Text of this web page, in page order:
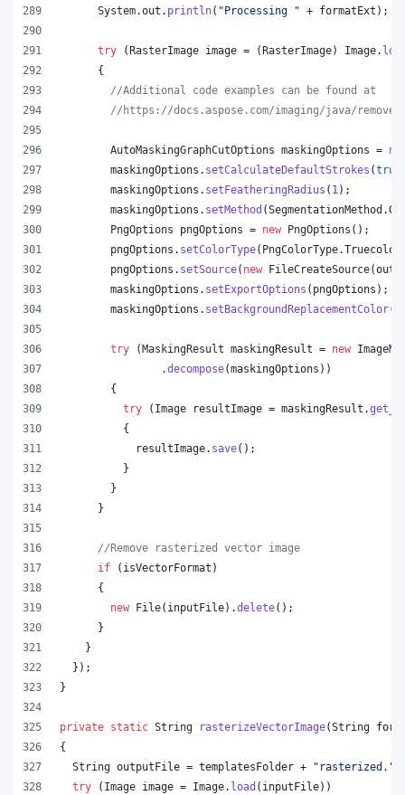
System.out . println( "Processing " + formatExt );
try (RasterImage image = (RasterImage) Image.
      {
//Additional code examples can be found at
//https://docs.aspose.com/imaging/java/remove-
AutoMaskingGraphCutOptions maskingOptions =
maskingOptions . setCalculateDefaultStrokes (true
maskingOptions . setFeatheringRadius ( 1 );
maskingOptions . setMethod (SegmentationMethod .
PngOptions
pngOptions = new PngOptions ();
pngOptions . setColorType( PngColorType.
pngOptions . setSource( new FileCreateSource(
maskingOptions . setExportOptions ( pngOptions );
maskingOptions . setBackgroundReplacementColor(
try (MaskingResult maskingResult = new
                .
decompose(maskingOptions ))
        {
try ( Image resultImage = maskingResult .
          {
resultImage. save();
          }
        }
      }
//Remove rasterized vector image
if ( isVectorFormat )
      {
new File( inputFile).delete();
      }
    }
  });
}
private static String rasterizeVectorImage(String
{
String outputFile = templatesFolder + "rasterized."
try ( Image image = Image. load ( inputFile))